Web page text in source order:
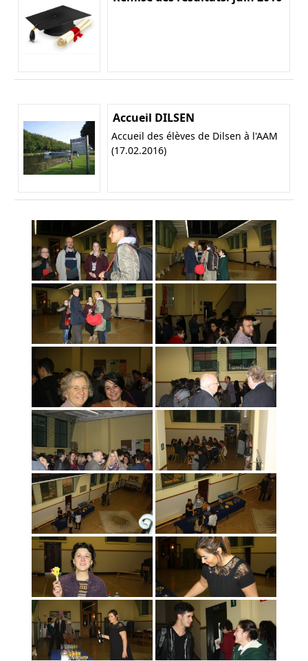
Accueil DILSEN
Accueil des élèves de Dilsen à l'AAM
(17.02.2016)